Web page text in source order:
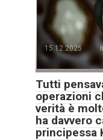
15.12.2025
Tutti
operazioni
verità è
ha davvero
principessa